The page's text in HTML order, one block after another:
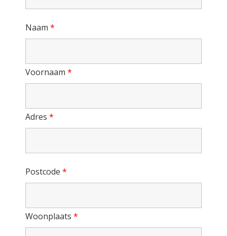
Naam *
Voornaam *
Adres *
Postcode *
Woonplaats *